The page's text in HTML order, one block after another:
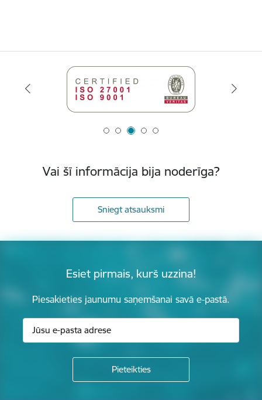
Vai šī informācija bija noderīga?
Sniegt atsauksmi
Esiet pirmais, kurš uzzina!
Piesakieties jaunumu saņemšanai savā e-pastā.